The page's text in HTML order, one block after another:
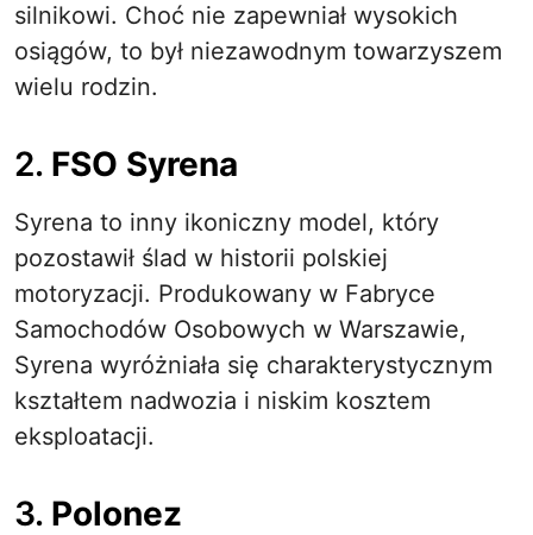
silnikowi. Choć nie zapewniał wysokich
osiągów, to był niezawodnym towarzyszem
wielu rodzin.
2. FSO Syrena
Syrena to inny ikoniczny model, który
pozostawił ślad w historii polskiej
motoryzacji. Produkowany w Fabryce
Samochodów Osobowych w Warszawie,
Syrena wyróżniała się charakterystycznym
kształtem nadwozia i niskim kosztem
eksploatacji.
3. Polonez